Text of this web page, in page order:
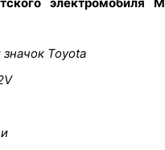
Toyota